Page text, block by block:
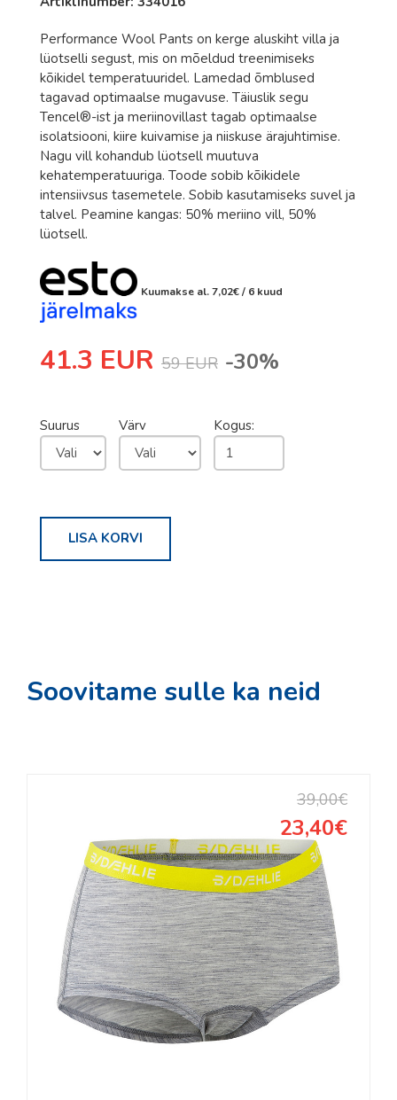
Performance Wool Pants on kerge aluskiht villa ja
lüotselli segust, mis on mõeldud treenimiseks
kõikidel temperatuuridel. Lamedad õmblused
tagavad optimaalse mugavuse. Täiuslik segu
Tencel®-ist ja meriinovillast tagab optimaalse
isolatsiooni, kiire kuivamise ja niiskuse ärajuhtimise.
Nagu vill kohandub lüotsell muutuva
kehatemperatuuriga. Toode sobib kõikidele
intensiivsus tasemetele. Sobib kasutamiseks suvel ja
talvel. Peamine kangas: 50% meriino vill, 50%
lüotsell.
Kuumakse al.7,02€/ 6 kuud
41.3 EUR 59 EUR -30%
Suurus Värv Kogus:
LISA KORVI
Soovitame sulle ka neid
39,00€
23,40€
Romet
Rossignol
Rottefella
Salomon
Sweet Protection
Bagheera
Bula
Excelsior
Fischer
Hoka
Johaug
LillSport
S´Cool
Sorel
Vauhti
Daehlie
Skigo
Kooli 6, Kagukeskus, Võru
78 21916, 5278853
E-post:siljasport@siljasport.ee
Oleme avatud:
E – R
10:00 – 19:00
10:00 – 18:00